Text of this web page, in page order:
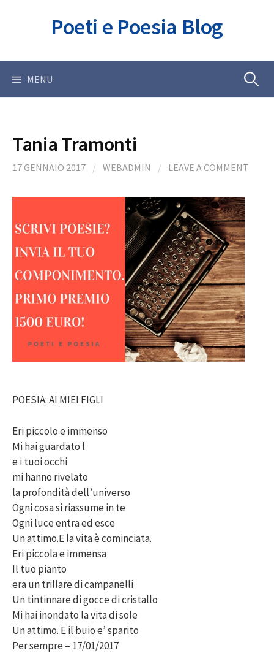
Poeti e Poesia Blog
MENU Ricerca
Tania Tramonti
17 GENNAIO 2017 / WEBADMIN / LEAVE A COMMENT
POESIA: AI MIEI FIGLI
Eri piccolo e immenso
Mi hai guardato l
e i tuoi occhi
mi hanno rivelato
la profondità dell’universo
Ogni cosa si riassume in te
Ogni luce entra ed esce
Un attimo.E la vita è cominciata.
Eri piccola e immensa
Il tuo pianto
era un trillare di campanelli
Un tintinnare di gocce di cristallo
Mi hai inondato la vita di sole
Un attimo. E il buio e’ sparito
Per sempre – 17/01/2017